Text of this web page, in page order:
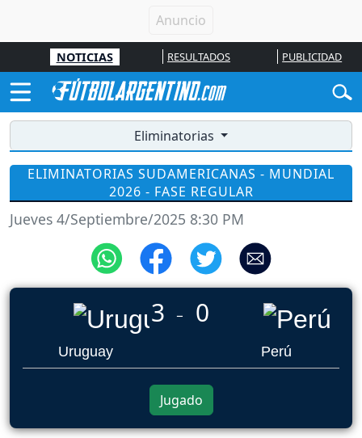
NOTICIAS RESULTADOS PUBLICIDAD
Eliminatorias
ELIMINATORIAS SUDAMERICANAS - MUNDIAL
2026 - FASE REGULAR
Jueves 4/Septiembre/2025 8:30 PM
Uruguay
3 _ 0
Perú
Jugado